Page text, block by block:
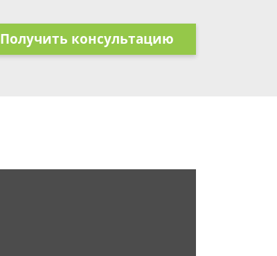
Получить консультацию